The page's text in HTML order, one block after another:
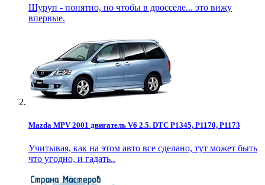
Шуруп - понятно, но чтобы в дросселе... это вижу
впервые.
Mazda MPV 2001 двигатель V6 2.5. DTC P1345, P1170, P1173
Учитывая, как на этом авто все сделано, тут может быть
что угодно, и гадать..